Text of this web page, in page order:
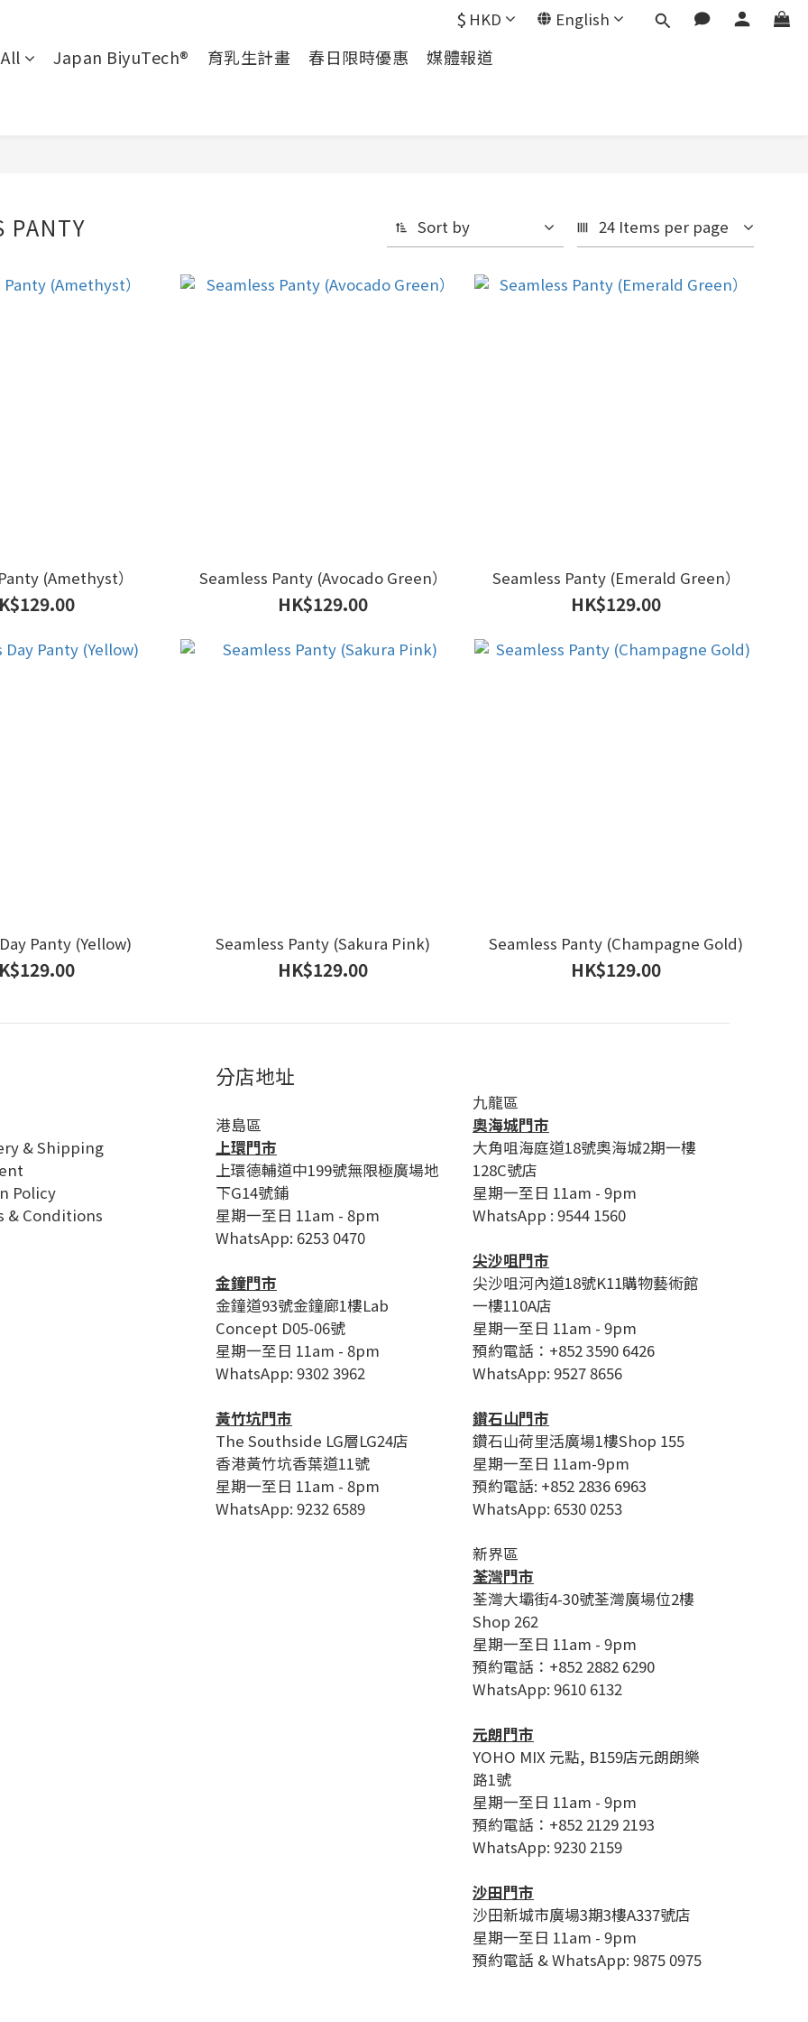
$ HKD English
Japan BiyuTech® 育乳生計畫 春日限時優惠
媒體報道
PANTY Sort by 24 Items per page
(Amethyst） Seamless Panty (Avocado Green）
HK$129.00
Seamless Panty (Emerald Green）
HK$129.00
Panty (Yellow) Seamless Panty (Sakura Pink)
HK$129.00
Seamless Panty (Champagne Gold)
HK$129.00
& Shipping
Policy
& Conditions
分店地址
港島區
上環門市
上環德輔道中199號無限極廣場地
下G14號鋪
星期一至日 11am - 8pm
WhatsApp: 6253 0470
金鐘門市
金鐘道93號金鐘廊1樓Lab
Concept D05-06號
星期一至日 11am - 8pm
WhatsApp: 9302 3962
黃竹坑門市
The Southside LG層LG24店
香港黃竹坑香葉道11號
星期一至日 11am - 8pm
WhatsApp: 9232 6589
九龍區
奧海城門市
大角咀海庭道18號奧海城2期一樓
128C號店
星期一至日 11am - 9pm
WhatsApp : 9544 1560
尖沙咀門市
尖沙咀河內道18號K11購物藝術館
一樓110A店
星期一至日 11am - 9pm
預約電話：+852 3590 6426
WhatsApp: 9527 8656
鑽石山門市
鑽石山荷里活廣場1樓Shop 155
星期一至日 11am-9pm
預約電話: +852 2836 6963
WhatsApp: 6530 0253
新界區
荃灣門市
荃灣大壩街4-30號荃灣廣場位2樓
Shop 262
星期一至日 11am - 9pm
預約電話：+852 2882 6290
WhatsApp: 9610 6132
元朗門市
YOHO MIX 元點, B159店元朗朗樂
路1號
星期一至日 11am - 9pm
預約電話：+852 2129 2193
WhatsApp: 9230 2159
沙田門市
沙田新城市廣場3期3樓A337號店
星期一至日 11am - 9pm
預約電話 & WhatsApp: 9875 0975